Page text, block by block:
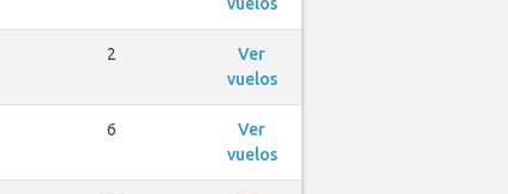
vuelos
2
Ver
vuelos
6
Ver
vuelos